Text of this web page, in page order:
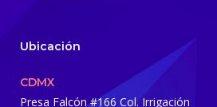
Ubicación
CDMX
Presa Falcón #166 Col. Irrigación